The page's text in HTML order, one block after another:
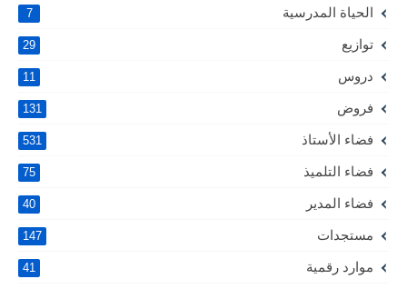
الحياة المدرسية 7
توازيع 29
دروس 11
فروض 131
فضاء الأستاذ 531
فضاء التلميذ 75
فضاء المدير 40
مستجدات 147
موارد رقمية 41